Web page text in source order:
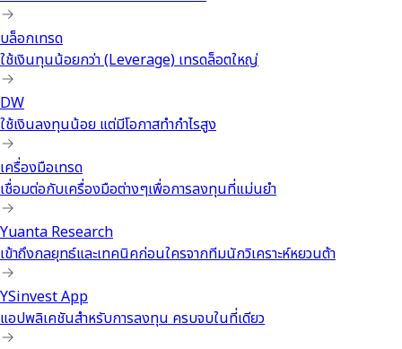
บล็อกเทรด
ใช้เงินทุนน้อยกว่า (Leverage) เทรดล็อตใหญ่
DW
ใช้เงินลงทุนน้อย แต่มีโอกาสทำกำไรสูง
เครื่องมือเทรด
เชื่อมต่อกับเครื่องมือต่างๆเพื่อการลงทุนที่แม่นยำ
Yuanta Research
เข้าถึงกลยุทธ์และเทคนิคก่อนใครจากทีมนักวิเคราะห์หยวนต้า
YSinvest App
แอปพลิเคชันสำหรับการลงทุน ครบจบในที่เดียว